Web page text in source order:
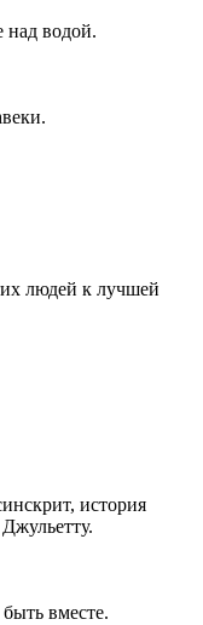
над водой.
людей к лучшей
история
вместе.